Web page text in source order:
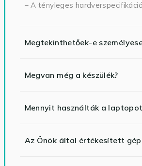
– A tényleges
Megtekinthetőek-e
Megvan még a készülék?
Mennyit használták a
Az Önök által értékesített